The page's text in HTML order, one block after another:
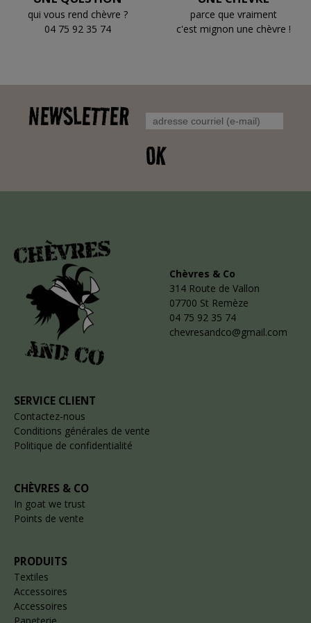
qui vous rend chèvre ?
04 75 92 35 74
parce que vraiment
c'est mignon une chèvre !
NEWSLETTER
OK
Chèvres & Co
314 Route de Vallon
07700 St Remèze
04 75 92 35 74
chevresandco@gmail.com
SERVICE CLIENT
Contactez-nous
Conditions générales de vente
Politique de confidentialité
CHÈVRES & CO
In goat we trust
Points de vente
PRODUITS
Textiles
Accessoires
Accessoires